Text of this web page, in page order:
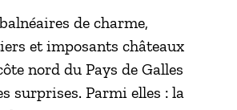
de charme,
et imposants châteaux
nord du Pays de Galles
surprises. Parmi elles : la